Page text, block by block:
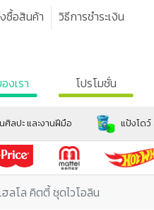
ซื้อสินค้า วิธีการชำระเงิน
งเรา โปรโมชั่น
ศิลปะ และงานฝีมือ แป้งโดว์
ฮลโล คิตตี้ ชุดไวโอลิน